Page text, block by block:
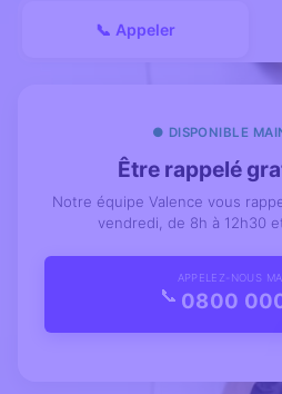
📞 Appeler
● DISPONIBLE
Être rappelé
Notre équipe Valence vous
vendredi, de 8h à 12h30
📞
APPELEZ-NOUS
0800